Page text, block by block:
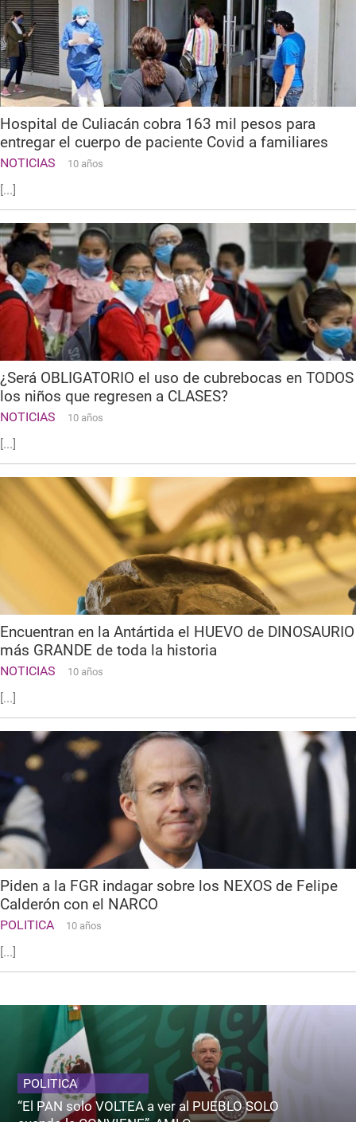
Hospital de Culiacán cobra 163 mil pesos para
entregar el cuerpo de paciente Covid a familiares
NOTICIAS 10 años
[...]
¿Será OBLIGATORIO el uso de cubrebocas en TODOS
los niños que regresen a CLASES?
NOTICIAS 10 años
[...]
Encuentran en la Antártida el HUEVO de DINOSAURIO
más GRANDE de toda la historia
NOTICIAS 10 años
[...]
Piden a la FGR indagar sobre los NEXOS de Felipe
Calderón con el NARCO
POLITICA 10 años
[...]
POLITICA
“El PAN solo VOLTEA a ver al PUEBLO SOLO